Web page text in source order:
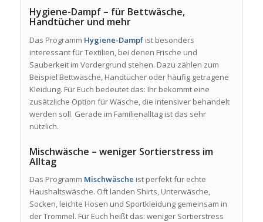
Hygiene-Dampf – für Bettwäsche,
Handtücher und mehr
Das Programm Hygiene-Dampfist besonders
interessant für Textilien, bei denen Frische und
Sauberkeit im Vordergrund stehen. Dazu zählen zum
Beispiel Bettwäsche, Handtücher oder häufig getragene
Kleidung. Für Euch bedeutet das: Ihr bekommt eine
zusätzliche Option für Wäsche, die intensiver behandelt
werden soll. Gerade im Familienalltag ist das sehr
nützlich.
Mischwäsche – weniger Sortierstress im
Alltag
Das Programm Mischwäsche ist perfekt für echte
Haushaltswäsche. Oft landen Shirts, Unterwäsche,
Socken, leichte Hosen und Sportkleidung gemeinsam in
der Trommel. Für Euch heißt das: weniger Sortierstress